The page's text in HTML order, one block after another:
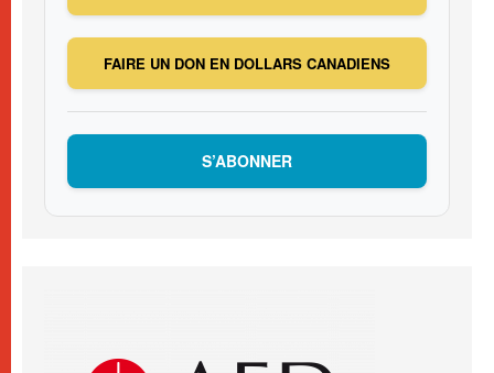
FAIRE UN DON EN DOLLARS CANADIENS
S’ABONNER